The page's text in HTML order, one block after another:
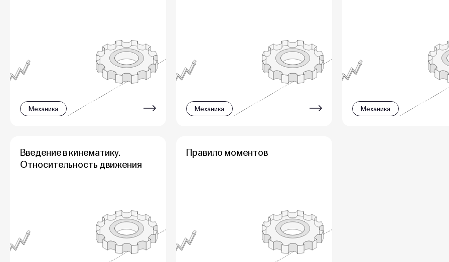
Механика Механика Механика
Введение в кинематику.
Относительность движения
Правило моментов